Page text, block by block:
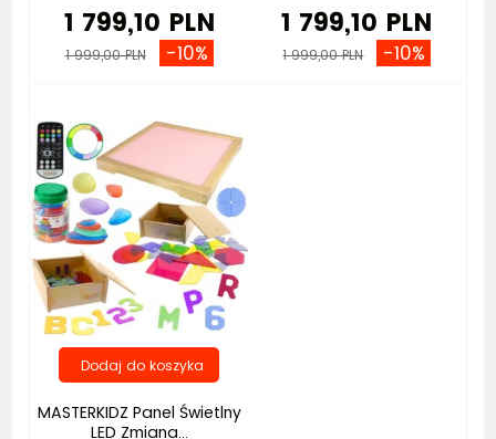
1 799,10 PLN
1 999,00 PLN -10%
1 799,10 PLN
1 999,00 PLN -10%
MASTERKIDZ Panel Świetlny
LED Zmiana...